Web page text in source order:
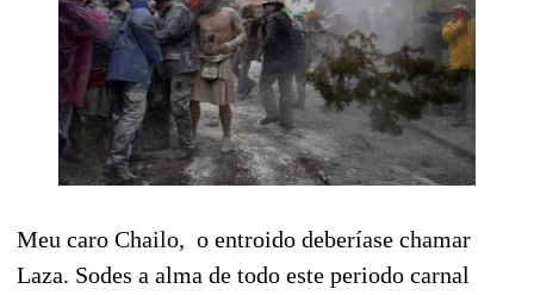
Meu caro Chailo, o entroido deberíase chamar
Laza. Sodes a alma de todo este periodo carnal